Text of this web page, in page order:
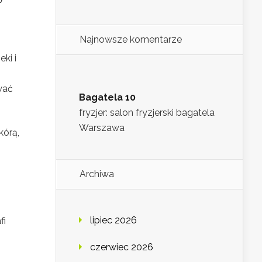
i
Najnowsze komentarze
Bagatela 10
fryzjer: salon fryzjerski bagatela
Warszawa
Archiwa
lipiec 2026
czerwiec 2026